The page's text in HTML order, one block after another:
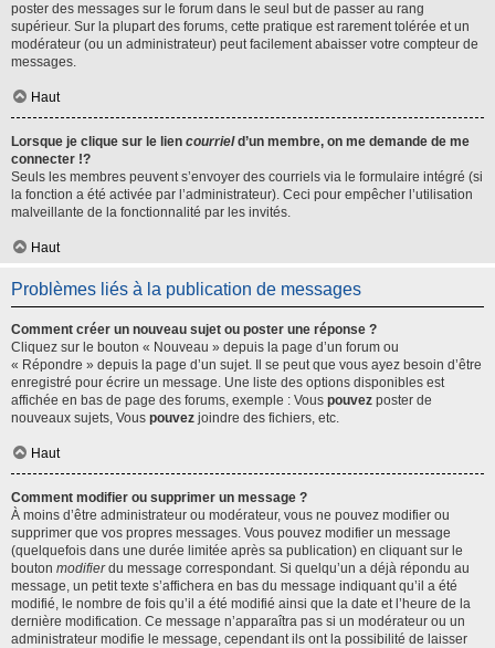
poster des messages sur le forum dans le seul but de passer au rang
supérieur. Sur la plupart des forums, cette pratique est rarement tolérée et un
modérateur (ou un administrateur) peut facilement abaisser votre compteur de
messages.
Haut
Lorsque je clique sur le lien courrield’un membre, on me demande de me
connecter !?
Seuls les membres peuvent s’envoyer des courriels via le formulaire intégré (si
la fonction a été activée par l’administrateur). Ceci pour empêcher l’utilisation
malveillante de la fonctionnalité par les invités.
Haut
Problèmes liés à la publication de messages
Comment créer un nouveau sujet ou poster une réponse ?
Cliquez sur le bouton « Nouveau » depuis la page d’un forum ou
« Répondre » depuis la page d’un sujet. Il se peut que vous ayez besoin d’être
enregistré pour écrire un message. Une liste des options disponibles est
affichée en bas de page des forums, exemple : Vous pouvez poster de
nouveaux sujets, Vous pouvez joindre des fichiers, etc.
Haut
Comment modifier ou supprimer un message ?
À moins d’être administrateur ou modérateur, vous ne pouvez modifier ou
supprimer que vos propres messages. Vous pouvez modifier un message
(quelquefois dans une durée limitée après sa publication) en cliquant sur le
bouton modifierdu message correspondant. Si quelqu’un a déjà répondu au
message, un petit texte s’affichera en bas du message indiquant qu’il a été
modifié, le nombre de fois qu’il a été modifié ainsi que la date et l’heure de la
dernière modification. Ce message n’apparaîtra pas si un modérateur ou un
administrateur modifie le message, cependant ils ont la possibilité de laisser